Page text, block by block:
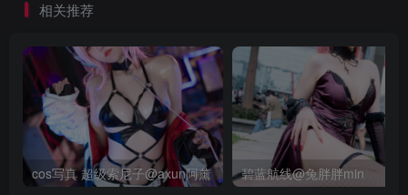
相关推荐
cos写真 超级索尼子@axun阿薰 碧蓝航线@兔胖胖min